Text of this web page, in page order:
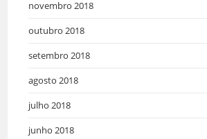
novembro 2018
outubro 2018
setembro 2018
agosto 2018
julho 2018
junho 2018